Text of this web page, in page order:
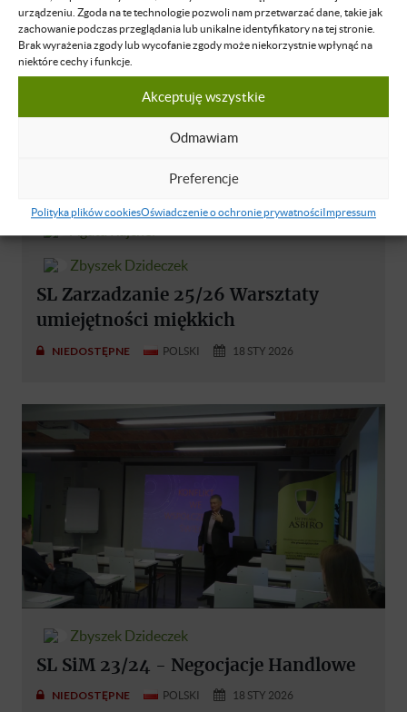
urządzeniu. Zgoda na te technologie pozwoli nam przetwarzać dane, takie jak
zachowanie podczas przeglądania lub unikalne identyfikatory na tej stronie.
Brak wyrażenia zgody lub wycofanie zgody może niekorzystnie wpłynąć na
niektóre cechy i funkcje.
Akceptuję wszystkie
Odmawiam
Preferencje
Polityka plików cookiesOświadczenie o ochronie prywatnościImpressum
Zbyszek Dzideczek
SL Zarzadzanie 25/26 Warsztaty
umiejętności miękkich
NIEDOSTĘPNE POLSKI 18 STY 2026
Zbyszek Dzideczek
SL SiM 23/24 - Negocjacje Handlowe
NIEDOSTĘPNE POLSKI 18 STY 2026